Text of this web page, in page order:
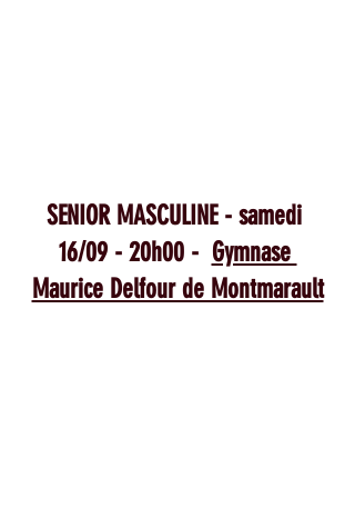
SENIOR MASCULINE - samedi
16/09 - 20h00 - Gymnase
Maurice Delfour de Montmarault